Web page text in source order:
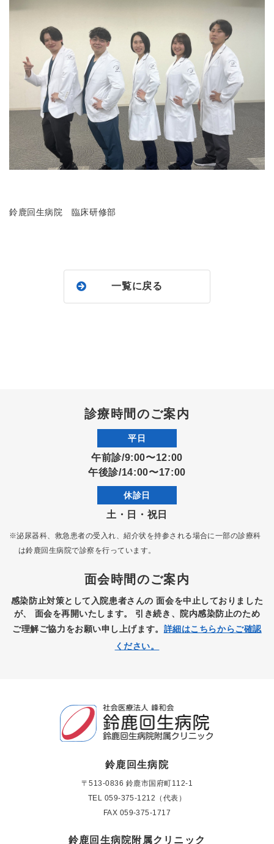
鈴鹿回生病院 臨床研修部
一覧に戻る
診療時間のご案内
平日
午前診/9:00〜12:00
午後診/14:00〜17:00
休診日
土・日・祝日
※泌尿器科、救急患者の受入れ、紹介状を持参される場合に一部の診療科
は鈴鹿回生病院で診察を行っています。
面会時間のご案内
感染防止対策として入院患者さんの面会を中止しておりました
が、 面会を再開いたします。 引き続き、院内感染防止のため
ご理解ご協力をお願い申し上げます。 詳細はこちらからご確認
ください。
鈴鹿回生病院
〒513-0836 鈴鹿市国府町112-1
TEL 059-375-1212（代表）
FAX 059-375-1717
鈴鹿回生病院附属クリニック